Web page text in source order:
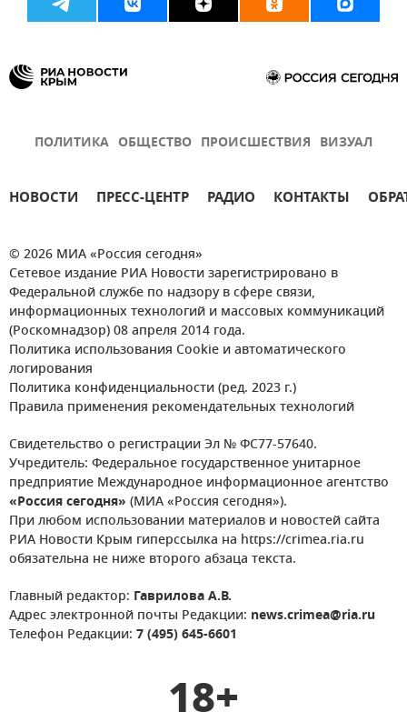
ПОЛИТИКА ОБЩЕСТВО ПРОИСШЕСТВИЯ ВИЗУАЛ
НОВОСТИ ПРЕСС-ЦЕНТР РАДИО КОНТАКТЫ
© 2026 МИА «Россия сегодня»
Сетевое издание РИА Новости зарегистрировано в
Федеральной службе по надзору в сфере связи,
информационных технологий и массовых коммуникаций
(Роскомнадзор) 08 апреля 2014 года.
Политика использования Cookie и автоматического
логирования
Политика конфиденциальности (ред. 2023 г.)
Правила применения рекомендательных технологий
Свидетельство о регистрации Эл № ФС77-57640.
Учредитель: Федеральное государственное унитарное
предприятие Международное информационное агентство
«Россия сегодня» (МИА «Россия сегодня»).
При любом использовании материалов и новостей сайта
РИА Новости Крым гиперссылка на https://crimea.ria.ru
обязательна не ниже второго абзаца текста.
Главный редактор: Гаврилова А.В.
Адрес электронной почты Редакции: news.crimea@ria.ru
Телефон Редакции: 7 (495) 645-6601